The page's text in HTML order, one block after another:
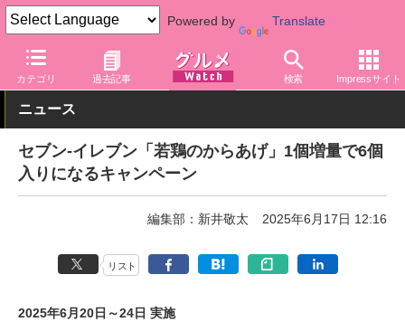
Powered by Translate
カテゴリ 過去記事 検索 Impressサイト
グルメ Watch 店舗 コンビニ セブン-イレブン
ニュース
セブン-イレブン「若鶏のからあげ」1個増量で6個
入りになるキャンペーン
編集部：新井敬太 2025年6月17日 12:16
リスト
2025年6月20日～24日 実施